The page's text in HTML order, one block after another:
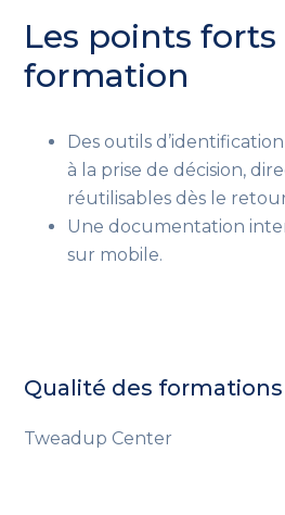
Les points forts
formation
Des outils
à la prise de décision,
réutilisables dès le
Une documentation
sur mobile.
Qualité des formations
Tweadup Center